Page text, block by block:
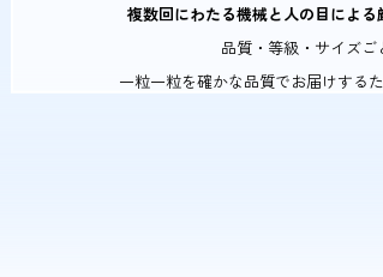
複数回にわたる機械と人の目による
品質・等級・サイズご
一粒一粒を確かな品質でお届けする